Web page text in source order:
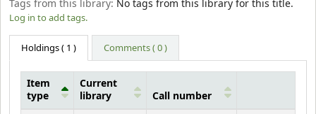
Tags from this library: No tags from this library for this title.
Log in to add tags.
Holdings( 1 ) Comments ( 0 )
Item
type
Current
library
Call number